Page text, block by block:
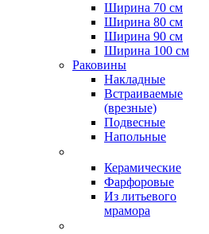
Ширина 70 см
Ширина 80 см
Ширина 90 см
Ширина 100 см
Раковины
Накладные
Встраиваемые
(врезные)
Подвесные
Напольные
Керамические
Фарфоровые
Из литьевого
мрамора